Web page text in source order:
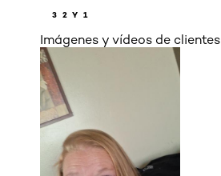
3 2 Y 1
Imágenes y vídeos de clientes